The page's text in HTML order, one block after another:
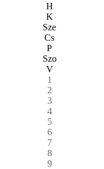
H
K
Sze
Cs
P
Szo
V
1
2
3
4
5
6
7
8
9